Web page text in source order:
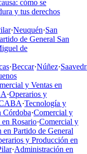
cómo se
y tus derechos
·Neuquén·San
de General San
de
·Beccar·Núñez·
y Ventas en
·Operarios y
·Tecnología y
Córdoba·Comercial y
Rosario·Comercial y
Partido de General
y Producción en
·Administración en